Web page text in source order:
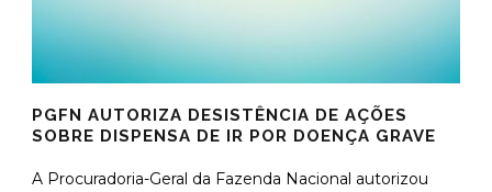
PGFN AUTORIZA DESISTÊNCIA DE AÇÕES
SOBRE DISPENSA DE IR POR DOENÇA GRAVE
A Procuradoria-Geral da Fazenda Nacional autorizou